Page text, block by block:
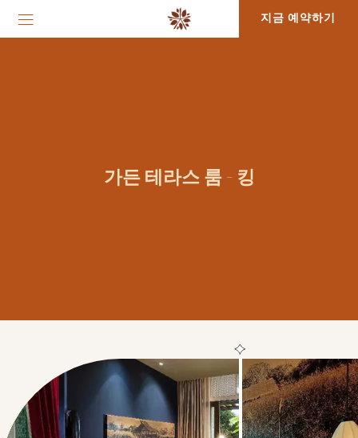
지금 예약하기
가든 테라스 룸 - 킹